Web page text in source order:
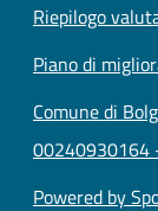
Riepilogo
Piano di
Comune di
00240930164
Powered by